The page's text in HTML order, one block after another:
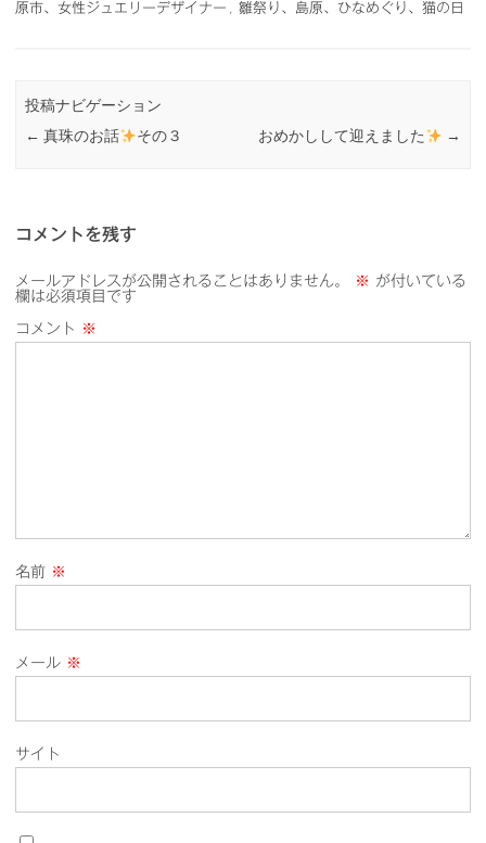
原市、女性ジュエリーデザイナー
雛祭り、島原、ひなめぐり、猫の日
投稿ナビゲーション
← 真珠のお話 その３ おめかしして迎えました →
コメントを残す
メールアドレスが公開されることはありません。 ※ が付いている
欄は必須項目です
コメント ※
名前 ※
メール ※
サイト